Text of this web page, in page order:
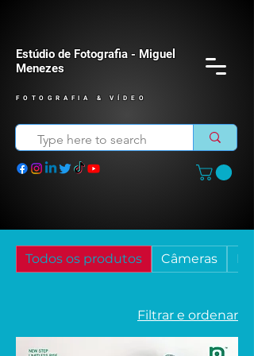
Estúdio de Fotografia - Miguel
Menezes
FOTOGRAFIA & VÍDEO
Todos os produtos Câmeras
Filtrar e ordenar